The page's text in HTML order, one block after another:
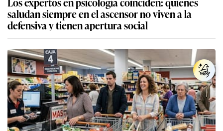
saludan siempre en el ascensor no viven a la
defensiva y tienen apertura social